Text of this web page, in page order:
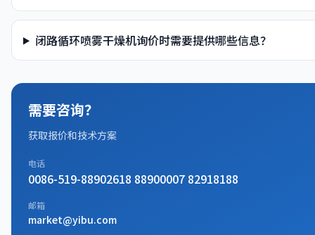
闭路循环喷雾干燥机询价时需要提供哪些信息？
需要咨询？
获取报价和技术方案
电话
0086-519-88902618 88900007 82918188
邮箱
market@yibu.com